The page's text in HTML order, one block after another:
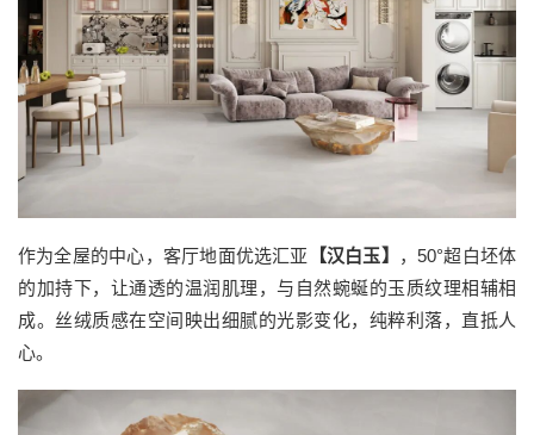
作为全屋的中心，客厅地面优选汇亚 【汉白玉】
，50°超白坯体
的加持下，让通透的温润肌理，与自然蜿蜒的玉质纹理相辅相
成。丝绒质感在空间映出细腻的光影变化，纯粹利落，直抵人
心。